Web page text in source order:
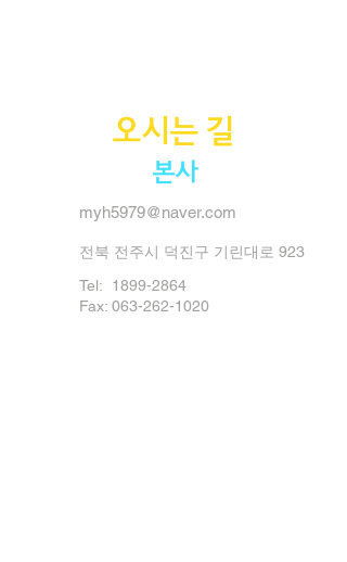
오시는 길
본사
myh5979@naver.com
전북 전주시 덕진구 기린대로 923
Tel: 1899-2864
Fax: 063-262-1020